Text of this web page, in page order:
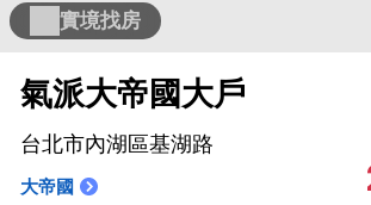
實境找房
氣派大帝國大戶
台北市內湖區基湖路
大帝國